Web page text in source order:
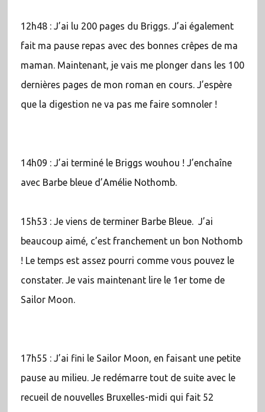
12h48 : J’ai lu 200 pages du Briggs. J’ai également
fait ma pause repas avec des bonnes crêpes de ma
maman. Maintenant, je vais me plonger dans les 100
dernières pages de mon roman en cours. J’espère
que la digestion ne va pas me faire somnoler !
14h09 : J’ai terminé le Briggs wouhou ! J’enchaîne
avec Barbe bleue d’Amélie Nothomb.
15h53 : Je viens de terminer Barbe Bleue. J’ai
beaucoup aimé, c’est franchement un bon Nothomb
! Le temps est assez pourri comme vous pouvez le
constater. Je vais maintenant lire le 1er tome de
Sailor Moon.
17h55 : J’ai fini le Sailor Moon, en faisant une petite
pause au milieu. Je redémarre tout de suite avec le
recueil de nouvelles Bruxelles-midi qui fait 52